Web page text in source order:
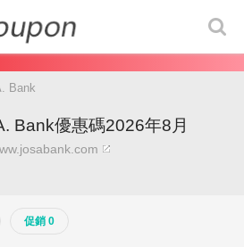
Bank
Bank優惠碼2026年8月
促銷 0